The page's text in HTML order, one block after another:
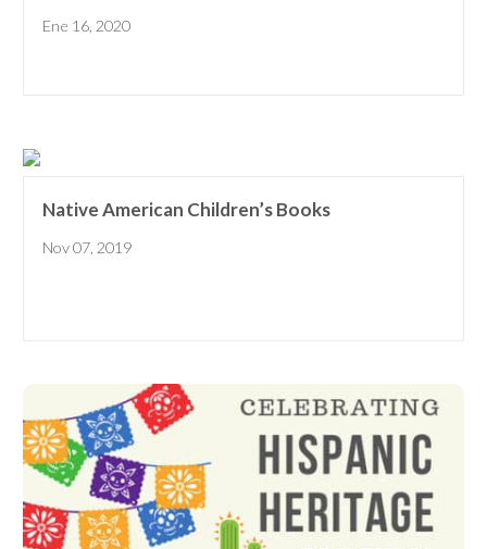
Ene 16, 2020
Native American Children’s Books
Nov 07, 2019